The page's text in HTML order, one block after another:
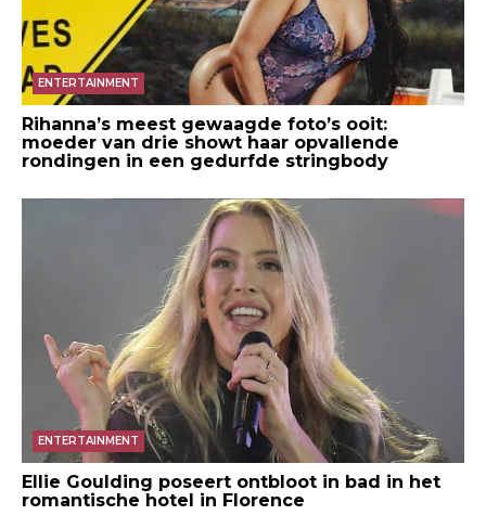
ENTERTAINMENT
Rihanna’s meest gewaagde foto’s ooit:
moeder van drie showt haar opvallende
rondingen in een gedurfde stringbody
ENTERTAINMENT
Ellie Goulding poseert ontbloot in bad in het
romantische hotel in Florence